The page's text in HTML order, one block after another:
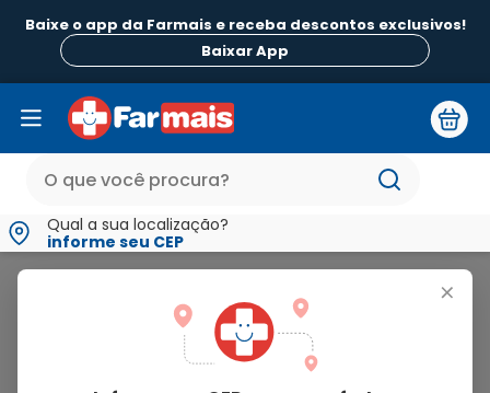
Baixe o app da Farmais e receba descontos exclusivos!
Baixar App
Qual a sua localização?
informe seu CEP
+